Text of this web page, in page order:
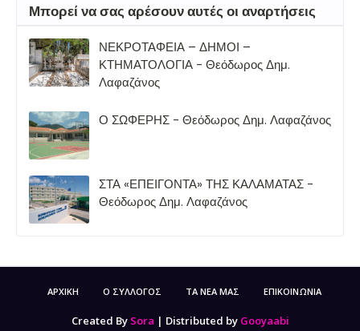
Μπορεί να σας αρέσουν αυτές οι αναρτήσεις
ΝΕΚΡΟΤΑΦΕΙΑ – ΔΗΜΟΙ –
ΚΤΗΜΑΤΟΛΟΓΙΑ - Θεόδωρος Δημ.
Λαφαζάνος
Ο ΣΩΦΕΡΗΣ - Θεόδωρος Δημ. Λαφαζάνος
ΣΤΑ «ΕΠΕΙΓΟΝΤΑ» ΤΗΣ ΚΑΛΑΜΑΤΑΣ -
Θεόδωρος Δημ. Λαφαζάνος
ΑΡΧΙΚΗ Ο ΣΥΛΛΟΓΟΣ ΤΑ ΝΕΑ ΜΑΣ ΕΠΙΚΟΙΝΩΝΙΑ
Created By Sora | Distributed by Gooyaabi